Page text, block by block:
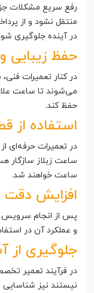
رفع سریع مشکلات
منتقل نشود و از
در آینده جلوگیری
حفظ زیبایی
در کنار تعمیرات
می‌شوند تا ساعت
حفظ کند.
استفاده از
در تعمیرات حرفه‌ای
ساعت زبلاز سازگار
ساعت خواهند شد.
افزایش دقت
پس از انجام سرویس
و عملکرد آن در
جلوگیری از
در فرآیند تعمیر
نیستند نیز شناسایی